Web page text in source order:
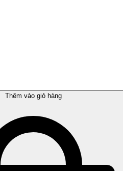
Thêm vào giỏ hàng